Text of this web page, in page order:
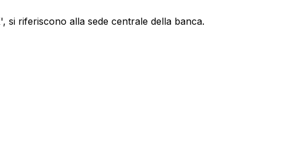
si riferiscono alla sede centrale della banca.